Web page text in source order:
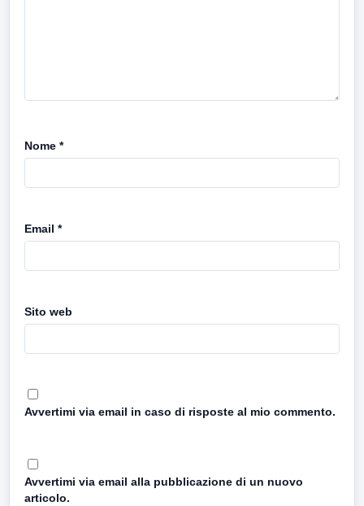
Nome *
Email *
Sito web
Avvertimi via email in caso di risposte al mio commento.
Avvertimi via email alla pubblicazione di un nuovo
articolo.